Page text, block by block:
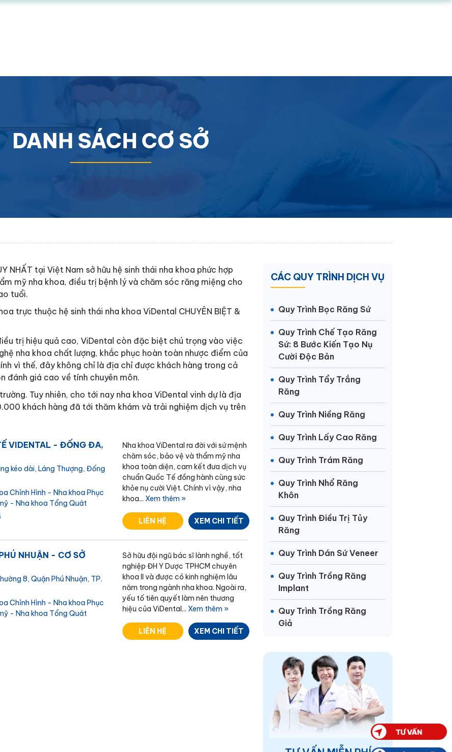
DANH SÁCH CƠ SỞ
NHẤT tại Việt Nam sở hữu hệ sinh thái nha khoa phức hợp
mỹ nha khoa, điều trị bệnh lý và chăm sóc răng miệng cho
tuổi.
trực thuộc hệ sinh thái nha khoa ViDental CHUYÊN BIỆT &
trị hiệu quả cao, ViDental còn đặc biệt chú trọng vào việc
nha khoa chất lượng, khắc phục hoàn toàn nhược điểm của
vì thế, đây không chỉ là địa chỉ được khách hàng trong cả
đánh giá cao về tính chuyên môn.
Tuy nhiên, cho tới nay nha khoa ViDental vinh dự là địa
khách hàng đã tới thăm khám và trải nghiệm dịch vụ trên
VIDENTAL - ĐỐNG ĐA,
kéo dài, Láng Thượng, Đống
Chỉnh Hình - Nha khoa Phục
- Nha khoa Tổng Quát
Nha khoa ViDental ra đời với sứ mệnh
chăm sóc, bảo vệ và thẩm mỹ nha
khoa toàn diện, cam kết đưa dịch vụ
chuẩn Quốc Tế đồng hành cùng sức
khỏe nụ cười Việt. Chính vì vậy, nha
khoa... Xem thêm »
LIÊN HỆ XEM CHI TIẾT
NHUẬN - CƠ SỞ
8, Quận Phú Nhuận, TP.
Chỉnh Hình - Nha khoa Phục
- Nha khoa Tổng Quát
Sở hữu đội ngũ bác sĩ lành nghề, tốt
nghiệp ĐH Y Dược TPHCM chuyên
khoa II và được có kinh nghiệm lâu
năm trong ngành nha khoa. Ngoài ra,
yếu tố tiên quyết làm nên thương
hiệu của ViDental... Xem thêm »
LIÊN HỆ XEM CHI TIẾT
CÁC QUY TRÌNH DỊCH VỤ
Quy Trình Bọc Răng Sứ
Quy Trình Chế Tạo Răng
Sứ: 8 Bước Kiến Tạo Nụ
Cười Độc Bản
Quy Trình Tẩy Trắng
Răng
Quy Trình Niềng Răng
Quy Trình Lấy Cao Răng
Quy Trình Trám Răng
Quy Trình Nhổ Răng
Khôn
Quy Trình Điều Trị Tủy
Răng
Quy Trình Dán Sứ Veneer
Quy Trình Trồng Răng
Implant
Quy Trình Trồng Răng
Giả